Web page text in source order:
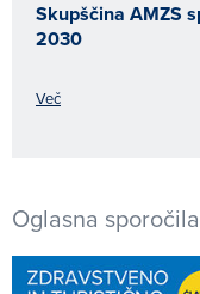
Skupščina AMZS
2030
Več
Oglasna sporočila